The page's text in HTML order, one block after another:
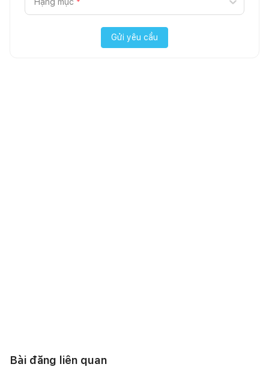
Gửi yêu cầu
Bài đăng liên quan